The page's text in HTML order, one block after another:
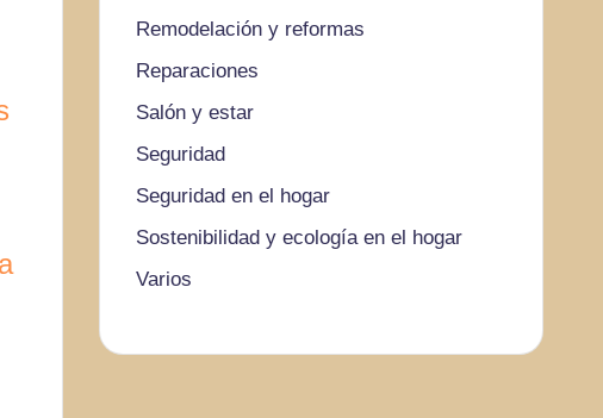
Remodelación y reformas
Reparaciones
Salón y estar
Seguridad
Seguridad en el hogar
Sostenibilidad y ecología en el hogar
Varios